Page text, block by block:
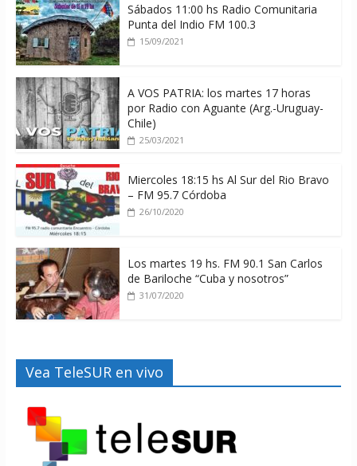
Sábados 11:00 hs Radio Comunitaria
Punta del Indio FM 100.3
15/09/2021
A VOS PATRIA: los martes 17 horas
por Radio con Aguante (Arg.-Uruguay-
Chile)
25/03/2021
Miercoles 18:15 hs Al Sur del Rio Bravo
– FM 95.7 Córdoba
26/10/2020
Los martes 19 hs. FM 90.1 San Carlos
de Bariloche “Cuba y nosotros”
31/07/2020
Vea TeleSUR en vivo